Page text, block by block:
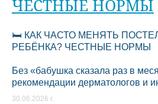
ЧЕСТНЫЕ НОРМЫ
🛏️ КАК ЧАСТО МЕНЯТЬ
РЕБЁНКА? ЧЕСТНЫЕ НОРМЫ
Без «бабушка сказала раз в
рекомендации дерматологов и
30.06.2026 г.